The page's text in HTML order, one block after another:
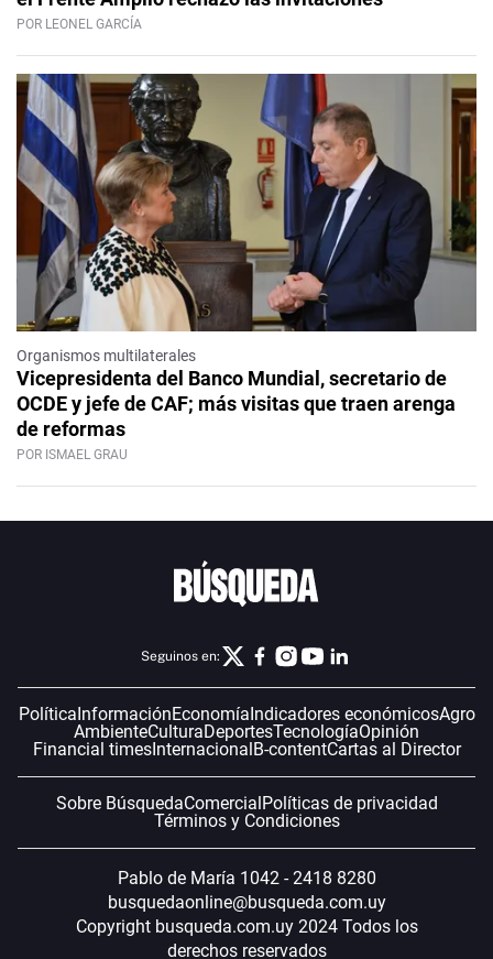
POR LEONEL GARCÍA
Organismos multilaterales
Vicepresidenta del Banco Mundial, secretario de
OCDE y jefe de CAF; más visitas que traen arenga
de reformas
POR ISMAEL GRAU
Seguinos en:
PolíticaInformaciónEconomíaIndicadores económicosAgro
AmbienteCulturaDeportesTecnologíaOpinión
Financial timesInternacionalB-contentCartas al Director
Sobre BúsquedaComercialPolíticas de privacidad
Términos y Condiciones
Pablo de María 1042 - 2418 8280
busquedaonline@busqueda.com.uy
Copyright busqueda.com.uy 2024 Todos los
derechos reservados